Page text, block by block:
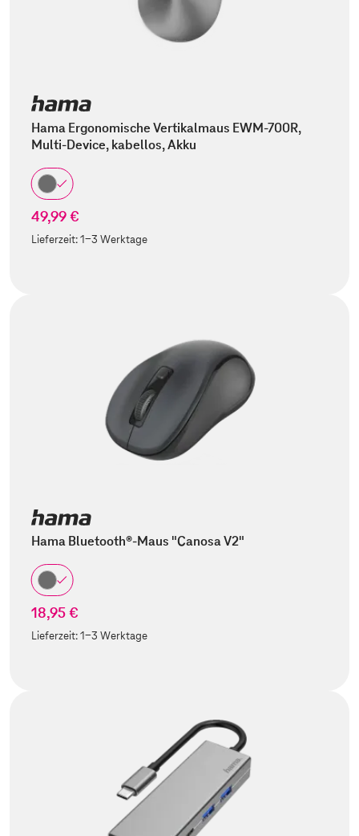
Hama Ergonomische Vertikalmaus EWM-700R,
Multi-Device, kabellos, Akku
49,99 €
Lieferzeit:1-3 Werktage
Hama Bluetooth®-Maus "Canosa V2"
18,95 €
Lieferzeit:1-3 Werktage